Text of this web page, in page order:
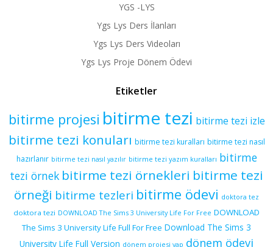
YGS -LYS
Ygs Lys Ders İlanları
Ygs Lys Ders Videoları
Ygs Lys Proje Dönem Ödevi
Etiketler
bitirme projesi bitirme tezi bitirme tezi izle
bitirme tezi konuları bitirme tezi kuralları bitirme tezi nasıl
hazırlanır bitirme tezi nasıl yazılır bitirme tezi yazım kuralları bitirme
tezi örnek bitirme tezi örnekleri bitirme tezi
örneği bitirme tezleri bitirme ödevi doktora tez
doktora tezi DOWNLOAD The Sims 3 University Life For Free DOWNLOAD
The Sims 3 University Life Full For Free Download The Sims 3
University Life Full Version dönem projesi yap dönem ödevi